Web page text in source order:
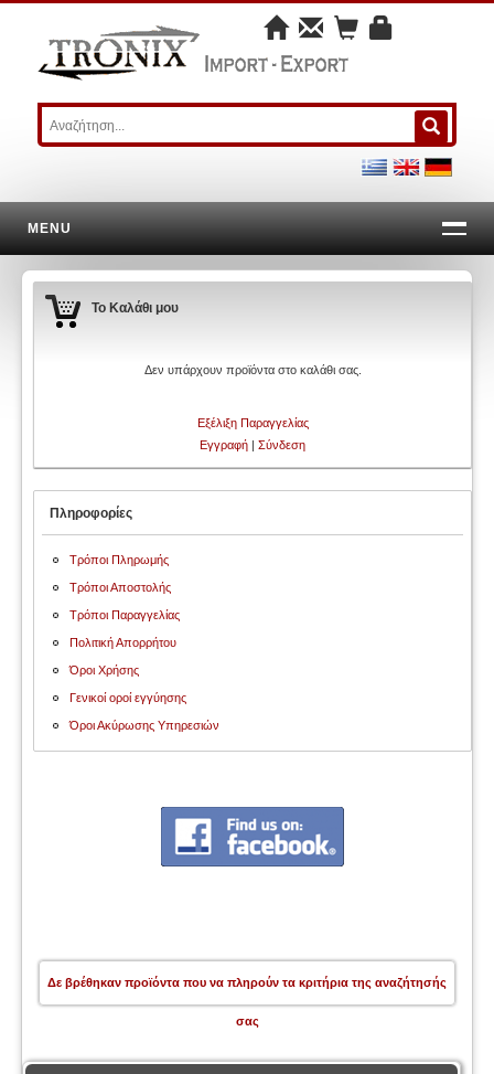
MENU
Το Καλάθι μου
Δεν υπάρχουν προϊόντα στο καλάθι σας.
Εξέλιξη Παραγγελίας
Εγγραφή | Σύνδεση
Πληροφορίες
Τρόποι Πληρωμής
Τρόποι Αποστολής
Τρόποι Παραγγελίας
Πολιτική Απορρήτου
Όροι Χρήσης
Γενικοί οροί εγγύησης
Όροι Ακύρωσης Υπηρεσιών
Δε βρέθηκαν προϊόντα που να πληρούν τα κριτήρια της αναζήτησής
σας